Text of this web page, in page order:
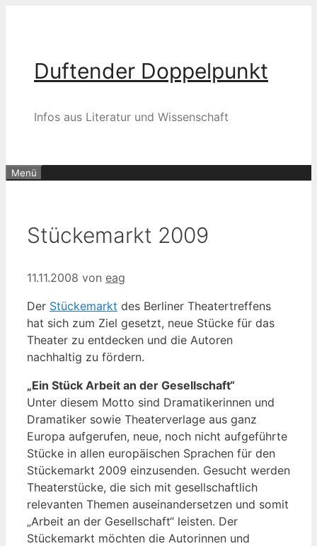
Duftender Doppelpunkt
Infos aus Literatur und Wissenschaft
Menü
Stückemarkt 2009
11.11.2008 von eag
Der Stückemarkt des Berliner Theatertreffens
hat sich zum Ziel gesetzt, neue Stücke für das
Theater zu entdecken und die Autoren
nachhaltig zu fördern.
„Ein Stück Arbeit an der Gesellschaft“
Unter diesem Motto sind Dramatikerinnen und
Dramatiker sowie Theaterverlage aus ganz
Europa aufgerufen, neue, noch nicht aufgeführte
Stücke in allen europäischen Sprachen für den
Stückemarkt 2009 einzusenden. Gesucht werden
Theaterstücke, die sich mit gesellschaftlich
relevanten Themen auseinandersetzen und somit
„Arbeit an der Gesellschaft“ leisten. Der
Stückemarkt möchten die Autorinnen und